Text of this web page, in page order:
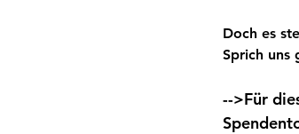
Doch es
Sprich uns
-->Für